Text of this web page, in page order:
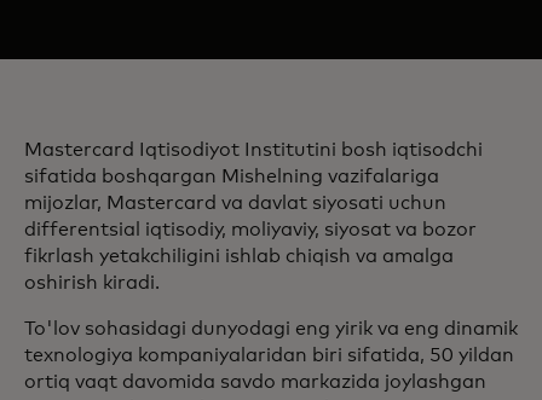
Mastercard Iqtisodiyot Institutini bosh iqtisodchi
sifatida boshqargan Mishelning vazifalariga
mijozlar, Mastercard va davlat siyosati uchun
differentsial iqtisodiy, moliyaviy, siyosat va bozor
fikrlash yetakchiligini ishlab chiqish va amalga
oshirish kiradi.
To'lov sohasidagi dunyodagi eng yirik va eng dinamik
texnologiya kompaniyalaridan biri sifatida, 50 yildan
ortiq vaqt davomida savdo markazida joylashgan